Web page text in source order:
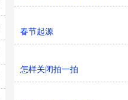
春节起源
怎样关闭拍一拍